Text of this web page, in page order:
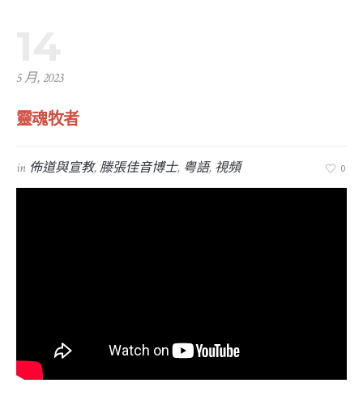
5 月, 2023
靈魂牧者
in 佈道與宣教,滕張佳音博士, 粤語, 視頻 0